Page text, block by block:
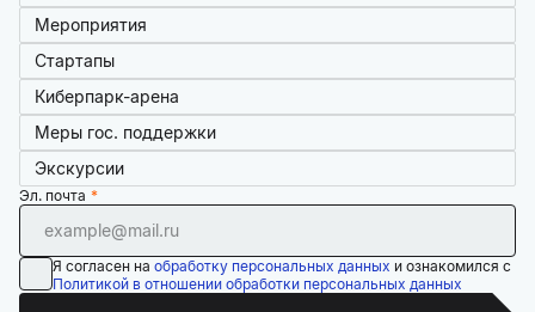
Мероприятия
Стартапы
Киберпарк-арена
Меры гос. поддержки
Экскурсии
Эл. почта
Я согласен на обработку персональных данных и ознакомился с
Политикой в отношении обработки персональных данных